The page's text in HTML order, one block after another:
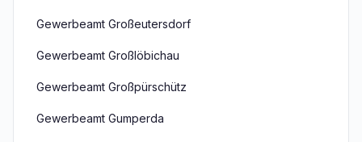
Gewerbeamt Großeutersdorf
Gewerbeamt Großlöbichau
Gewerbeamt Großpürschütz
Gewerbeamt Gumperda